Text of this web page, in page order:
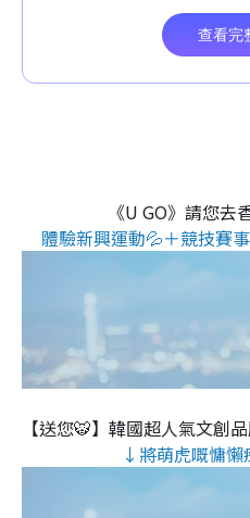
《U GO》請您去
體驗新興運動💦＋競技賽
【送您🐯】韓國超人氣文創
↓將萌虎嘅慵懶